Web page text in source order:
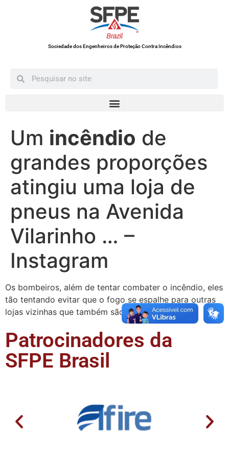
Sociedade dos Engenheiros de Proteção Contra Incêndios
Um incêndio de
grandes proporções
atingiu uma loja de
pneus na Avenida
Vilarinho … –
Instagram
Os bombeiros, além de tentar combater o incêndio, eles
tão tentando evitar que o fogo se espalhe para outras
lojas vizinhas que também são de …
Patrocinadores da
SFPE Brasil